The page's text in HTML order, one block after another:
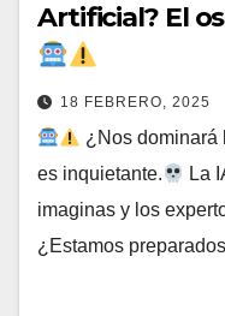
Artificial? El
18 FEBRERO, 2025
¿Nos dominará
es inquietante.
La
imaginas y los
¿Estamos